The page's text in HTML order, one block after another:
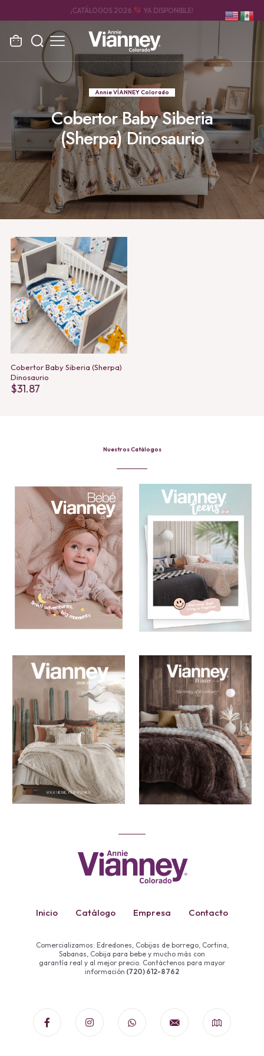
ENVÍO RÁPIDO, SEGURO Y GRAN COBERTURA
Annie VÍANNEY Colorado
Cobertor Baby Siberia
(Sherpa) Dinosaurio
Cobertor Baby Siberia (Sherpa)
Dinosaurio
$31.87
Nuestros Catálogos
Inicio Catálogo Empresa Contacto
Comercializamos: Edredones, Cobijas de borrego, Cortina,
Sabanas, Cobija para bebe y mucho más con
garantía real y al mejor precio. Contáctenos para mayor
información (720) 612-8762